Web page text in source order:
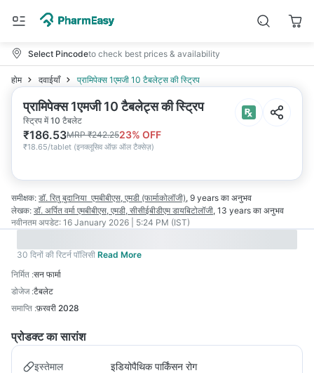
Select Pincodeto check best prices & availability
होम दवाईयाँ प्रामिपेक्स 1एमजी 10 टैबलेट्स की स्ट्रिप
प्रामिपेक्स 1एमजी 10 टैबलेट्स की स्ट्रिप
स्ट्रिप में 10 टैबलेट
₹186.53MRP₹242.2523% OFF
₹18.65/tablet (इनक्लूसिव ऑफ़ ऑल टैक्सेज़)
समीक्षक: डॉ. रितु बुदानिया एमबीबीएस, एमडी (फार्माकोलॉजी), 9 years का अनुभव
लेखक: डॉ. अर्पित वर्मा एमबीबीएस, एमडी, सीसीईबीडीएम डायबिटोलॉजी, 13 years का अनुभव
नवीनतम अपडेट: 16 January 2026 | 5:24 PM (IST)
30 दिनों की रिटर्न पॉलिसी Read More
निर्मित :सन फार्मा
डोजेज :टैबलेट
समाप्ति :फ़रवरी 2028
प्रोडक्ट का सारांश
इस्तेमाल इडियोपैथिक पार्किंसन रोग